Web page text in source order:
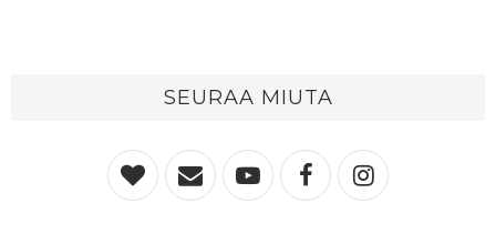
SEURAA MIUTA